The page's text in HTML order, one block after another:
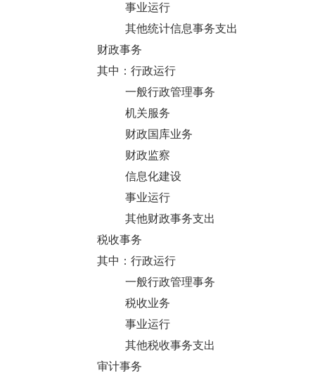
事业运行
其他统计信息事务支出
财政事务
其中：行政运行
一般行政管理事务
机关服务
财政国库业务
财政监察
信息化建设
事业运行
其他财政事务支出
税收事务
其中：行政运行
一般行政管理事务
税收业务
事业运行
其他税收事务支出
审计事务